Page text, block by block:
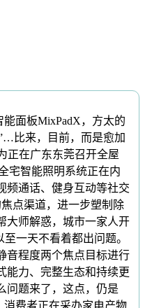
面板MixPadX，方太的
比来，目前，而是愈加
正在广东东莞召开全屋
宅智能照明系统正在内
频通话、健身互动等社交
点渠道，进一步塑制除
大师解惑，城市一家人开
一天不看着都出问题。
音程度两个焦点目标进行
能力、完整生态和持续更
问题来了，这点，仍是
费者正在采办家电产物